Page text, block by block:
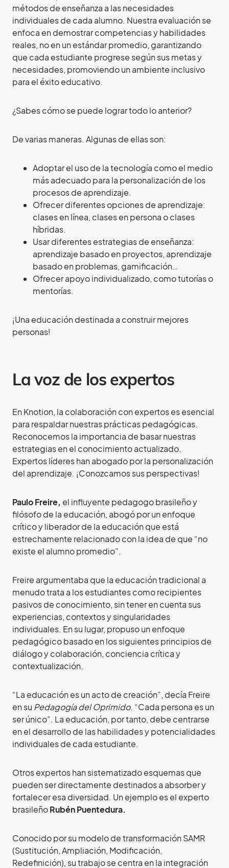
métodos de enseñanza a las necesidades
individuales de cada alumno. Nuestra evaluación se
enfoca en demostrar competencias y habilidades
reales, no en un estándar promedio, garantizando
que cada estudiante progrese según sus metas y
necesidades, promoviendo un ambiente inclusivo
para el éxito educativo.
¿Sabes cómo se puede lograr todo lo anterior?
De varias maneras. Algunas de ellas son:
Adoptar el uso de la tecnología como el medio
más adecuado para la personalización de los
procesos de aprendizaje.
Ofrecer diferentes opciones de aprendizaje:
clases en línea, clases en persona o clases
híbridas.
Usar diferentes estrategias de enseñanza:
aprendizaje basado en proyectos, aprendizaje
basado en problemas, gamificación…
Ofrecer apoyo individualizado, como tutorías o
mentorías.
¡Una educación destinada a construir mejores
personas!
La voz de los expertos
En Knotion, la colaboración con expertos es esencial
para respaldar nuestras prácticas pedagógicas.
Reconocemos la importancia de basar nuestras
estrategias en el conocimiento actualizado.
Expertos líderes han abogado por la personalización
del aprendizaje. ¡Conozcamos sus perspectivas!
Paulo Freire, el influyente pedagogo brasileño y
filósofo de la educación, abogó por un enfoque
crítico y liberador de la educación que está
estrechamente relacionado con la idea de que “no
existe el alumno promedio”.
Freire argumentaba que la educación tradicional a
menudo trata a los estudiantes como recipientes
pasivos de conocimiento, sin tener en cuenta sus
experiencias, contextos y singularidades
individuales. En su lugar, propuso un enfoque
pedagógico basado en los siguientes principios de
diálogo y colaboración, conciencia crítica y
contextualización.
“La educación es un acto de creación”, decía Freire
en su Pedagogía del Oprimido. “Cada persona es un
ser único”. La educación, por tanto, debe centrarse
en el desarrollo de las habilidades y potencialidades
individuales de cada estudiante.
Otros expertos han sistematizado esquemas que
pueden ser directamente destinados a absorber y
fortalecer esa diversidad. Un ejemplo es el experto
brasileñoRubén Puentedura.
Conocido por su modelo de transformación SAMR
(Sustitución, Ampliación, Modificación,
Redefinición), su trabajo se centra en la integración